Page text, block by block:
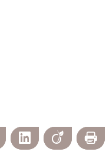
Facebook LinkedIn Viadeo